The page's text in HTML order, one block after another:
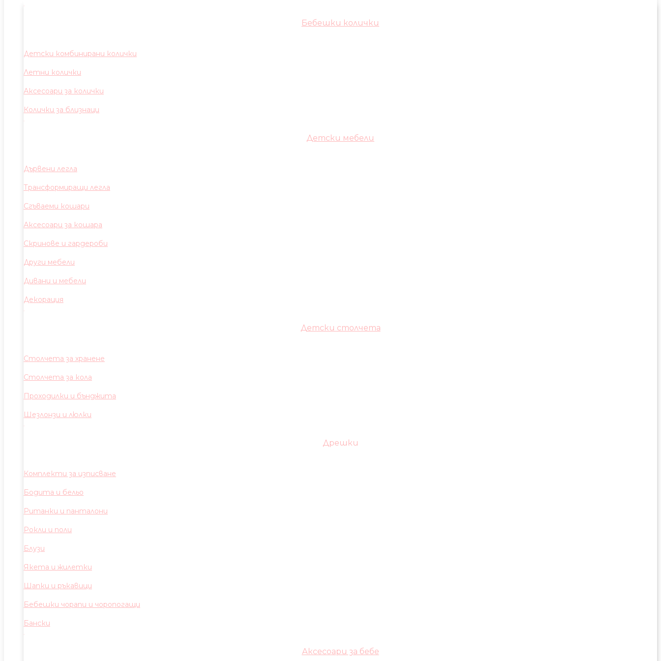
Бебешки колички
Детски комбинирани колички
Летни колички
Аксесоари за колички
Колички за близнаци
Детски мебели
Дървени легла
Трансформиращи легла
Сгъваеми кошари
Аксесоари за кошара
Скринове и гардероби
Други мебели
Дивани и мебели
Декорация
Детски столчета
Столчета за хранене
Столчета за кола
Проходилки и бънджита
Шезлонзи и люлки
Дрешки
Комплекти за изписване
Бодита и бельо
Ританки и панталони
Рокли и поли
Блузи
Якета и жилетки
Шапки и ръкавици
Бебешки чорапи и чоропогащи
Бански
Аксесоари за бебе